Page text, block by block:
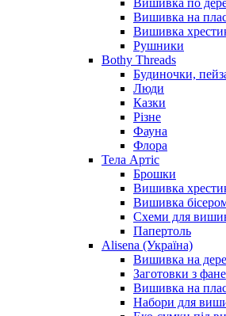
Вишивка на
Вишивка
Рушники
Bothy Threads
Будиночки,
Люди
Казки
Різне
Фауна
Флора
Тела Артіс
Брошки
Вишивка
Вишивка
Схеми для
Папертоль
Alisena (Україна)
Вишивка на
Заготовки з
Вишивка на
Набори для